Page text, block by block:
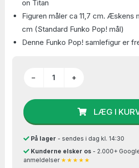
on Titan
Figuren måler ca 11,7 cm. Æskens
cm (Standard Funko Pop! mål)
Denne Funko Pop! samlefigur er
− +
LÆG I
På lager - sendes i dag kl. 14:30
Kunderne elsker os- 2.000+
anmeldelser ★★★★★